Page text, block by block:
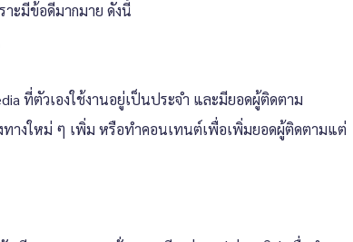
ะมีข้อดีมากมาย ดังนี้
ที่ตัวเองใช้งานอยู่เป็นประจำ และมียอดผู้ติดตาม
ทางใหม่ ๆ เพิ่ม หรือทำคอนเทนต์เพื่อเพิ่มยอดผู้ติดตามแต่